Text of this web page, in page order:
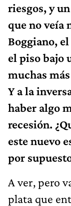
riesgos, y
que no veía
Boggiano,
el piso bajo
muchas
Y a la
haber algo
recesión.
este nuevo
por
A ver, pero
plata que